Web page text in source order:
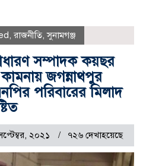
, রাজনীতি,সুনামগঞ্জ
সম্পাদক কয়ছর
জগন্নাথপুর
পরিবারের মিলাদ
২০২১ ৭২৬ দেখাহয়েছে